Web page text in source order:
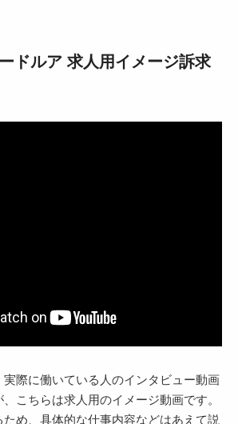
ドルア 求人用イメージ訴求
際に働いている人のインタビュー動画
こちらは求人用のイメージ動画です。
め、具体的な仕事内容などはあえて説